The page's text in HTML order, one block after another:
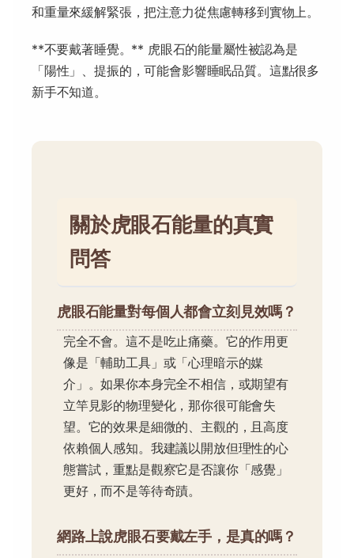
和重量來緩解緊張，把注意力從焦慮轉移到實物上。
**不要戴著睡覺。** 虎眼石的能量屬性被認為是
「陽性」、提振的，可能會影響睡眠品質。這點很多
新手不知道。
關於虎眼石能量的真實
問答
虎眼石能量對每個人都會立刻見效嗎？
完全不會。這不是吃止痛藥。它的作用更
像是「輔助工具」或「心理暗示的媒
介」。如果你本身完全不相信，或期望有
立竿見影的物理變化，那你很可能會失
望。它的效果是細微的、主觀的，且高度
依賴個人感知。我建議以開放但理性的心
態嘗試，重點是觀察它是否讓你「感覺」
更好，而不是等待奇蹟。
網路上說虎眼石要戴左手，是真的嗎？